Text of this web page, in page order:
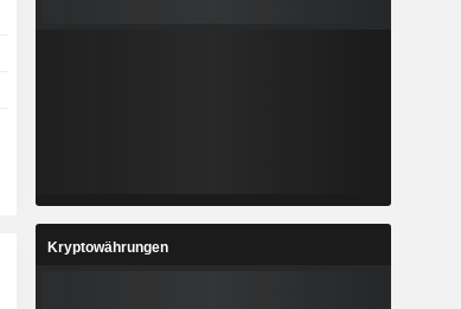
Kryptowährungen